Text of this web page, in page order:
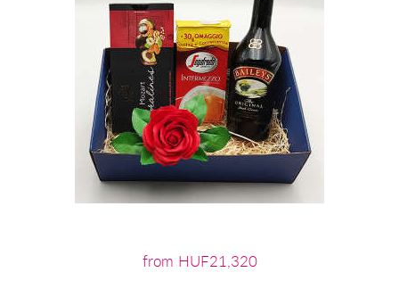
from HUF21,320